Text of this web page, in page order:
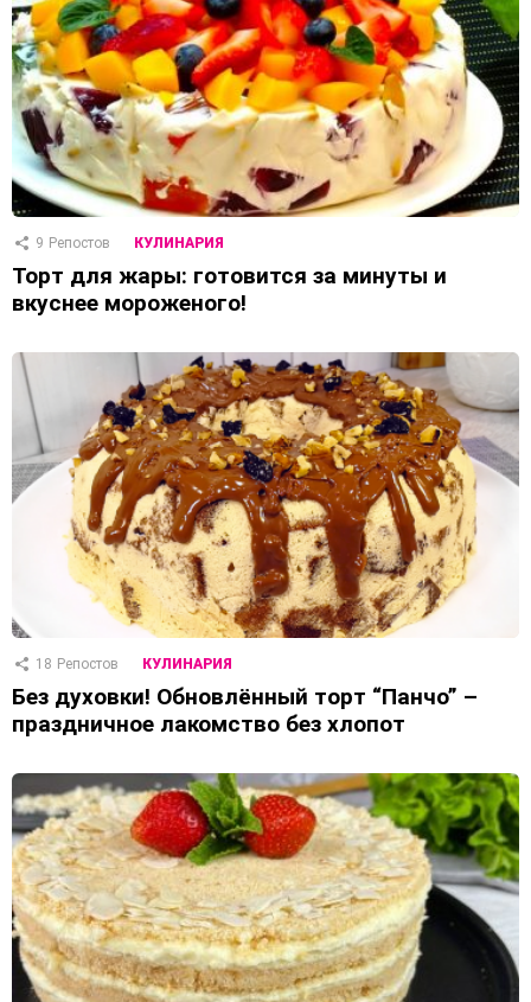
9 Репостов КУЛИНАРИЯ
Торт для жары: готовится за минуты и
вкуснее мороженого!
18 Репостов КУЛИНАРИЯ
Без духовки! Обновлённый торт “Панчо” –
праздничное лакомство без хлопот